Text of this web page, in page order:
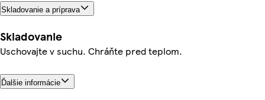
Skladovanie a príprava
Skladovanie
Uschovajte v suchu. Chráňte pred teplom.
Ďalšie informácie